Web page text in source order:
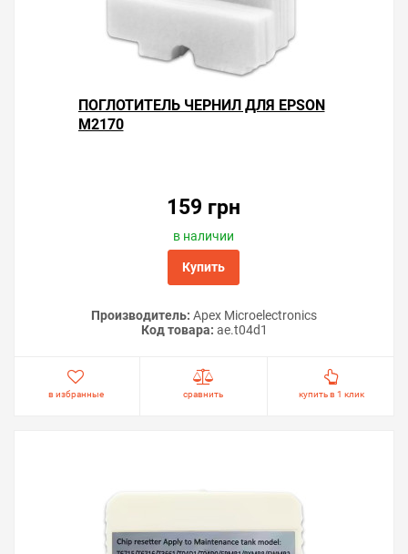
ПОГЛОТИТЕЛЬ ЧЕРНИЛ ДЛЯ EPSON
M2170
159 грн
в наличии
Купить
Производитель: Apex Microelectronics
Код товара: ae.t04d1
в избранные сравнить купить в 1 клик